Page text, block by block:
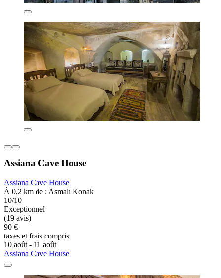
Assiana Cave House
Assiana Cave House
À 0,2 km de : Asmalı Konak
10/10
Exceptionnel
(19 avis)
90 €
taxes et frais compris
10 août - 11 août
Assiana Cave House